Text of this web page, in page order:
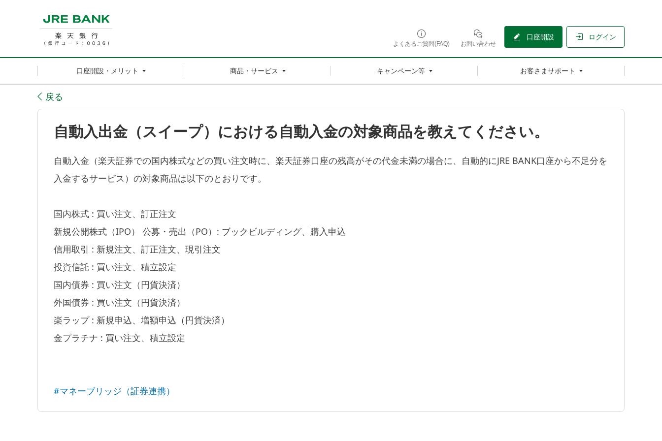
よくあるご質問(FAQ) お問い合わせ
口座開設 ログイン
口座開設・メリット 商品・サービス キャンペーン等 お客さまサポート
戻る
自動入出金（スイープ）における自動入金の対象商品を教えてください。
自動入金（楽天証券での国内株式などの買い注文時に、楽天証券口座の残高がその代金未満の場合に、自動的にJRE BANK口座から不足分を
入金するサービス）の対象商品は以下のとおりです。
国内株式 : 買い注文、訂正注文
新規公開株式（IPO） 公募・売出（PO）: ブックビルディング、購入申込
信用取引 : 新規注文、訂正注文、現引注文
投資信託 : 買い注文、積立設定
国内債券 : 買い注文（円貨決済）
外国債券 : 買い注文（円貨決済）
楽ラップ : 新規申込、増額申込（円貨決済）
金プラチナ : 買い注文、積立設定
#マネーブリッジ（証券連携）